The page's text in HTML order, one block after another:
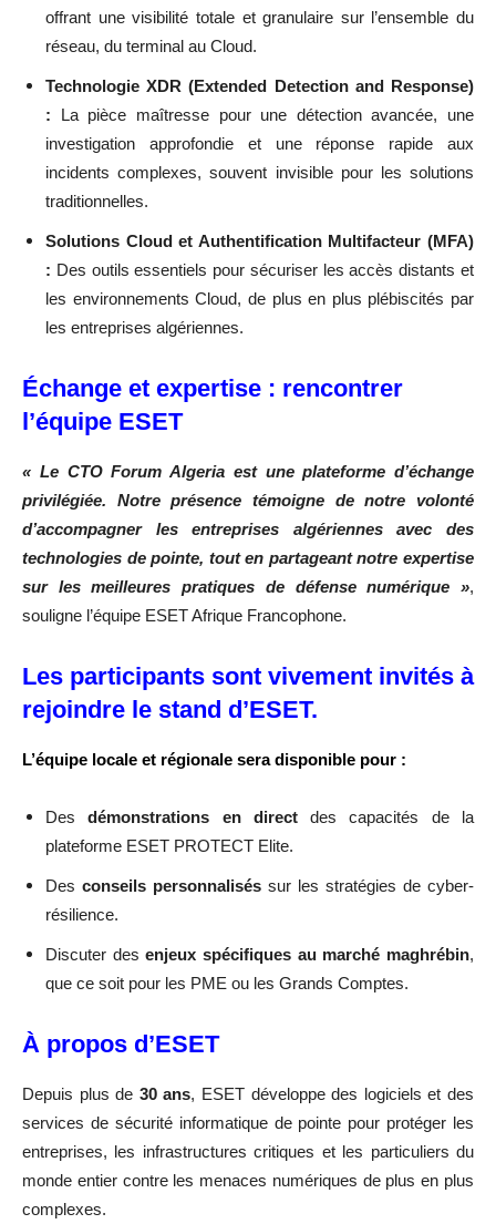
offrant une visibilité totale et granulaire sur l’ensemble du
réseau, du terminal au Cloud.
Technologie XDR (Extended Detection and Response)
: La pièce maîtresse pour une détection avancée, une
investigation approfondie et une réponse rapide aux
incidents complexes, souvent invisible pour les solutions
traditionnelles.
Solutions Cloud et Authentification Multifacteur (MFA)
: Des outils essentiels pour sécuriser les accès distants et
les environnements Cloud, de plus en plus plébiscités par
les entreprises algériennes.
Échange et expertise : rencontrer
l’équipe ESET
« Le CTO Forum Algeria est une plateforme d’échange
privilégiée. Notre présence témoigne de notre volonté
d’accompagner les entreprises algériennes avec des
technologies de pointe, tout en partageant notre expertise
sur les meilleures pratiques de défense numérique »,
souligne l’équipe ESET Afrique Francophone.
Les participants sont vivement invités à
rejoindre le stand d’ESET.
L’équipe locale et régionale sera disponible pour :
Desdémonstrations en directdes capacités de la
plateforme ESET PROTECT Elite.
Des conseils personnalisés sur les stratégies de cyber-
résilience.
Discuter desenjeux spécifiques au marché maghrébin,
que ce soit pour les PME ou les Grands Comptes.
À propos d’ESET
Depuis plus de 30 ans, ESET développe des logiciels et des
services de sécurité informatique de pointe pour protéger les
entreprises, les infrastructures critiques et les particuliers du
monde entier contre les menaces numériques de plus en plus
complexes.